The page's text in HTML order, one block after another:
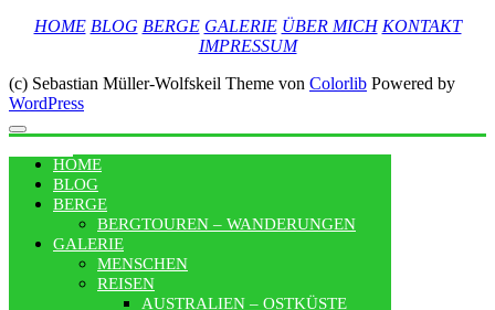
HOME BLOG BERGE GALERIE ÜBER MICH KONTAKT
IMPRESSUM
(c) Sebastian Müller-Wolfskeil Theme von Colorlib Powered by
WordPress
HOME
BLOG
BERGE
BERGTOUREN – WANDERUNGEN
GALERIE
MENSCHEN
REISEN
AUSTRALIEN – OSTKÜSTE